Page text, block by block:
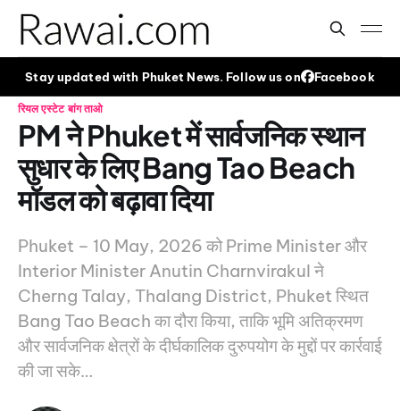
Stay updated with Phuket News. Follow us on Facebook
रियल एस्टेट बांग ताओ
PM ने Phuket में सार्वजनिक स्थान
सुधार के लिए Bang Tao Beach
मॉडल को बढ़ावा दिया
Phuket – 10 May, 2026 को Prime Minister और
Interior Minister Anutin Charnvirakul ने
Cherng Talay, Thalang District, Phuket स्थित
Bang Tao Beach का दौरा किया, ताकि भूमि अतिक्रमण
और सार्वजनिक क्षेत्रों के दीर्घकालिक दुरुपयोग के मुद्दों पर कार्रवाई
की जा सके…